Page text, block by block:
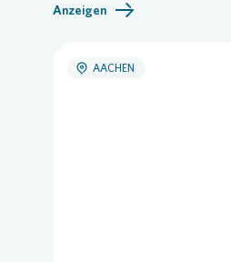
Anzeigen
AACHEN